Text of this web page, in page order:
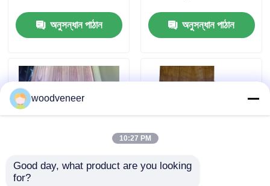
যোগাযোগ করুন
উদ্ধৃতির জন্য আবেদন
প্রাকৃতিক কাঠ ব্যহ্যাবরণ
কাঠের মেঝে ব্যহ্যাবরণ
অনুসন্ধান পাঠান অনুসন্ধান পাঠান
ক্রাফ্ট পেপার ব্যাকড কাঠের
woodveneer
10:27 PM
Good day, what product are you looking
for?